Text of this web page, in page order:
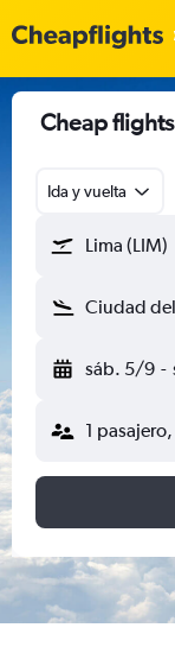
Cheap
Ida y vuelta
Lima (LIM)
Ciudad
sáb. 5/9 -
1